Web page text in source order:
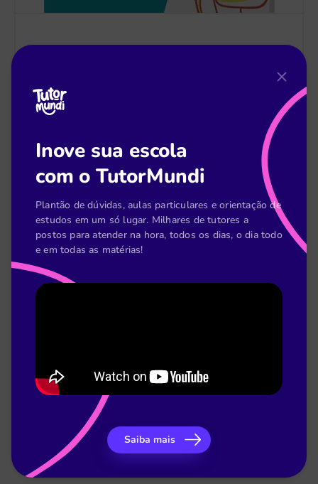
[E-book] 10 passos para você implementar o
Ensino Híbrido na sua escola​
[História de Sucesso] Plus Aprendizagens
Baixar material
Inove sua escola
com o TutorMundi
Plantão de dúvidas, aulas particulares e orientação de
estudos em um só lugar. Milhares de tutores a
postos para atender na hora, todos os dias, o dia todo
e em todas as matérias!
Saiba mais